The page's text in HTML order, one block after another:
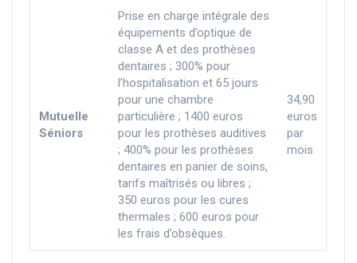
Mutuelle
Séniors
Prise en charge intégrale des
équipements d’optique de
classe A et des prothèses
dentaires ; 300% pour
l’hospitalisation et 65 jours
pour une chambre
particulière ; 1400 euros
pour les prothèses auditives
; 400% pour les prothèses
dentaires en panier de soins,
tarifs maîtrisés ou libres ;
350 euros pour les cures
thermales ; 600 euros pour
les frais d’obsèques.
34,90
euros
par
mois